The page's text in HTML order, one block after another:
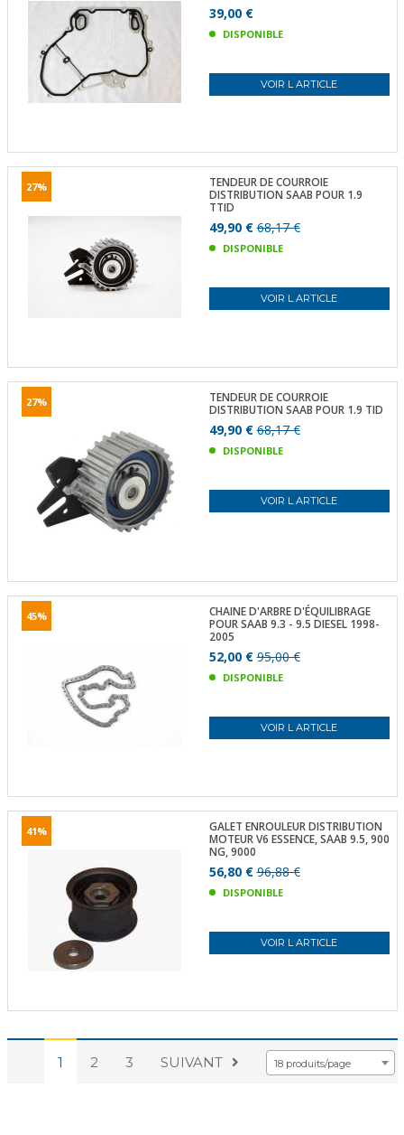
39,00 €
DISPONIBLE
VOIR L ARTICLE
27%
TENDEUR DE COURROIE
DISTRIBUTION SAAB POUR 1.9
TTID
49,90 €68,17 €
DISPONIBLE
VOIR L ARTICLE
27%
TENDEUR DE COURROIE
DISTRIBUTION SAAB POUR 1.9 TID
49,90 €68,17 €
DISPONIBLE
VOIR L ARTICLE
45%
CHAINE D'ARBRE D'ÉQUILIBRAGE
POUR SAAB 9.3 - 9.5 DIESEL 1998-
2005
52,00 €95,00 €
DISPONIBLE
VOIR L ARTICLE
41%
GALET ENROULEUR DISTRIBUTION
MOTEUR V6 ESSENCE, SAAB 9.5, 900
NG, 9000
56,80 €96,88 €
DISPONIBLE
VOIR L ARTICLE
1 2 3 SUIVANT 18 produits/page